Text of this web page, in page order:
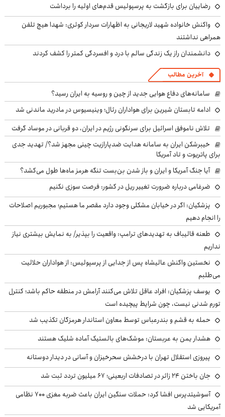
رضاییان برای بازگشت به پرسپولیس قدم‌های اولیه را برداشت
واکنش خانواده شهید لاریجانی به اظهارات سردار کوثری: شهدا هیچ تلفن
همراهی نداشتند
دانشمندان راز یک زندگی سالم با درد و افسردگی کمتر را کشف کردند
آخرین مطالب
سامانه‌های دفاع هوایی جدید از چین و روسیه به ایران رسید؟
ادامه تابستان شیرین برای هواداران رئال؛ وینیسیوس در مادرید ماندنی شد
تلاش ناموفق اسرائیل برای سرنگونی رژیم در ایران، دو قربانی در موساد گرفت
خیبرشکن ایران به سامانه هدایت ضدپارازیت چینی مجهز شد؟/ تهدید جدی
برای پاتریوت و تاد آمریکا
آیا جنگ آمریکا و ایران و باز شدن بن‌بست تنگه هرمز ماه‌ها طول می‌کشد؟
ضرغامی درباره ضرورت تغییر ریل در کشور: فرصت سوزی نکنیم
پزشکیان: اگر در خیابان مشکلی وجود دارد مقصر ما هستیم؛ مجبوریم اصلاحات
را انجام دهیم
طعنه قالیباف به تهدیدهای ترامپ: واقعیت را بپذیر/ به نمایش بیشتری نیاز
نداریم
نخستین واکنش عالیشاه پس از جدایی از پرسپولیس: از هواداران حلالیت
می‌طلبم
یوسف پزشکیان: افراد عاقل تلاش می‌کنند آرامش در منطقه حاکم باشد؛ کنترل
تورم شدنی نیست، چون شرایط پیچیده است
حمله به قشم و بندرعباس توسط معاون استاندار هرمزگان تکذیب شد
هشدار یمن به عربستان: موشک‌های بالستیک آماده شلیک هستند
پیروزی استقلال تهران با درخشش سحرخیزان و آسانی در دیدار دوستانه
جان باختن ۲۴ زائر در تصادفات اربعینی؛ ۶۷ میلیون تردد ثبت شد
آسوشیتدپرس افشا کرد: حملات سنگین ایران باعث ضربه مغزی ۷۰۰ نظامی
آمریکایی شد